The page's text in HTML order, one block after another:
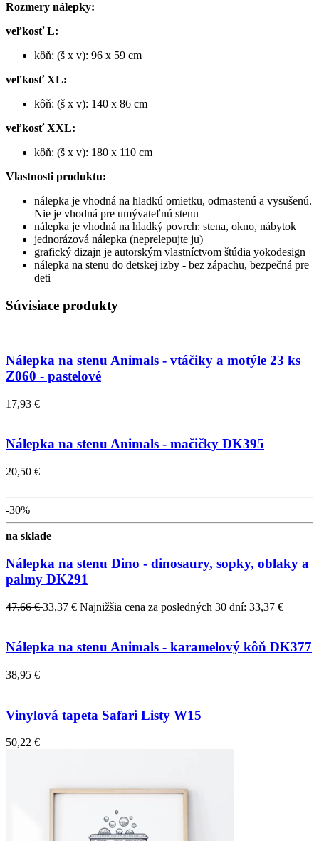
Rozmery nálepky:
veľkosť L:
kôň: (š x v): 96 x 59 cm
veľkosť XL:
kôň: (š x v): 140 x 86 cm
veľkosť XXL:
kôň: (š x v): 180 x 110 cm
Vlastnosti produktu:
nálepka je vhodná na hladkú omietku, odmastenú a vysušenú.
Nie je vhodná pre umývateľnú stenu
nálepka je vhodná na hladký povrch: stena, okno, nábytok
jednorázová nálepka (neprelepujte ju)
grafický dizajn je autorským vlastníctvom štúdia yokodesign
nálepka na stenu do detskej izby - bez zápachu, bezpečná pre
deti
Súvisiace produkty
Nálepka na stenu Animals - vtáčiky a motýle 23 ks
Z060 - pastelové
17,93 €
Nálepka na stenu Animals - mačičky DK395
20,50 €
-30%
na sklade
Nálepka na stenu Dino - dinosaury, sopky, oblaky a
palmy DK291
47,66 €33,37 € Najnižšia cena za posledných 30 dní: 33,37 €
Nálepka na stenu Animals - karamelový kôň DK377
38,95 €
Vinylová tapeta Safari Listy W15
50,22 €